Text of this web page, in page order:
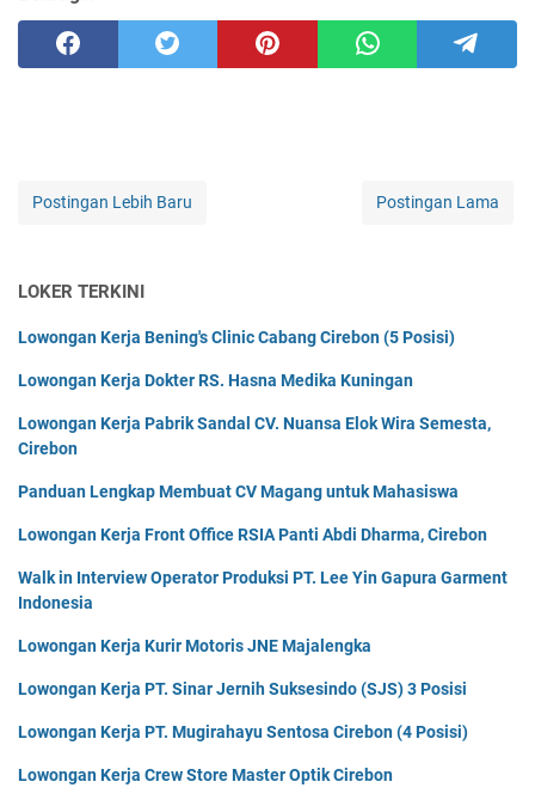
Postingan Lebih Baru Postingan Lama
LOKER TERKINI
Lowongan Kerja Bening's Clinic Cabang Cirebon (5 Posisi)
Lowongan Kerja Dokter RS. Hasna Medika Kuningan
Lowongan Kerja Pabrik Sandal CV. Nuansa Elok Wira Semesta,
Cirebon
Panduan Lengkap Membuat CV Magang untuk Mahasiswa
Lowongan Kerja Front Office RSIA Panti Abdi Dharma, Cirebon
Walk in Interview Operator Produksi PT. Lee Yin Gapura Garment
Indonesia
Lowongan Kerja Kurir Motoris JNE Majalengka
Lowongan Kerja PT. Sinar Jernih Suksesindo (SJS) 3 Posisi
Lowongan Kerja PT. Mugirahayu Sentosa Cirebon (4 Posisi)
Lowongan Kerja Crew Store Master Optik Cirebon